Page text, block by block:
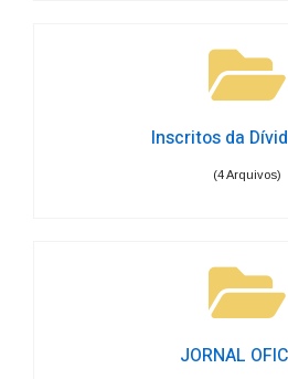
Inscritos da
(4 Arquivos)
JORNAL